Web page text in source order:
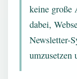
keine große
dabei,
Newsletter-
umzusetzen